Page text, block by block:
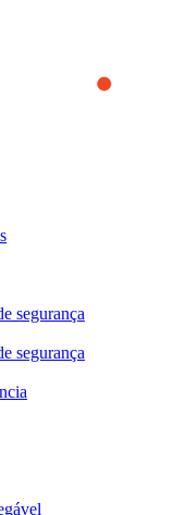
the best experience
you accept
website is used and
or to find out how
segurança
segurança